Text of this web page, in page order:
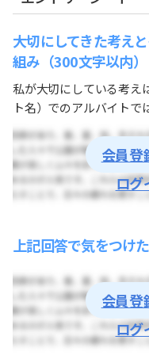
大切にしてきた考え
組み（300文字以内）
私が大切にしている考え
ト名）でのアルバイトで
会員登
ログ
上記回答で気をつけ
会員登
ログ